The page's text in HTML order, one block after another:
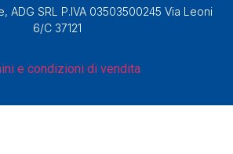
ADG SRL P.IVA 03503500245 Via Leoni
6/C 37121
e condizioni di vendita